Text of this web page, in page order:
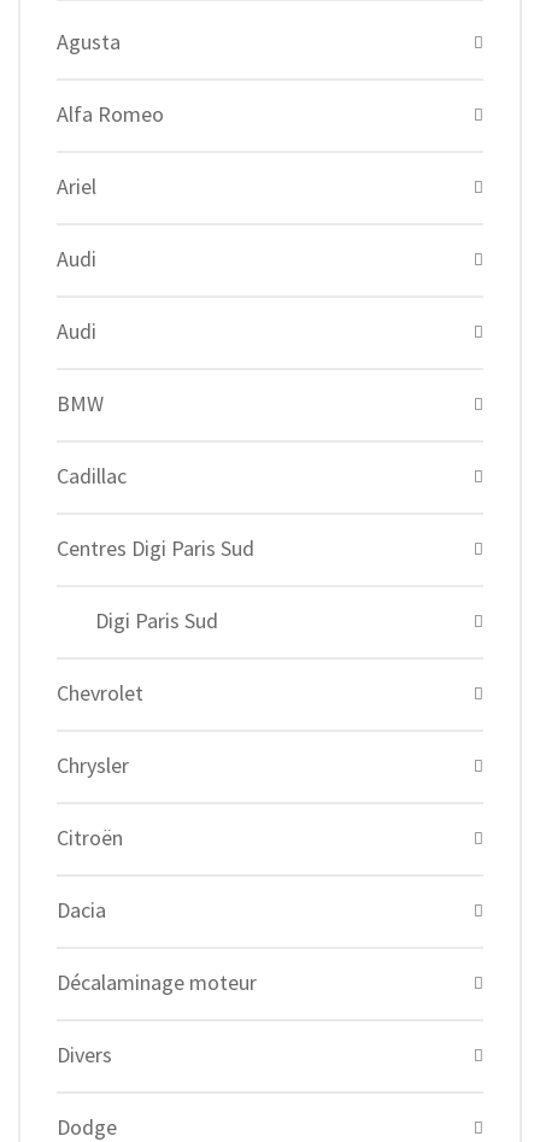
Agusta
Alfa Romeo
Ariel
Audi
Audi
BMW
Cadillac
Centres Digi Paris Sud
Digi Paris Sud
Chevrolet
Chrysler
Citroën
Dacia
Décalaminage moteur
Divers
Dodge